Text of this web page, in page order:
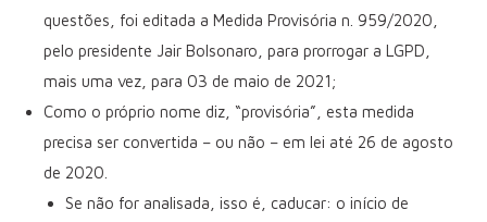
questões, foi editada a Medida Provisória n. 959/2020,
pelo presidente Jair Bolsonaro, para prorrogar a LGPD,
mais uma vez, para 03 de maio de 2021;
Como o próprio nome diz, “provisória”, esta medida
precisa ser convertida – ou não – em lei até 26 de agosto
de 2020.
Se não for analisada, isso é, caducar: o início de